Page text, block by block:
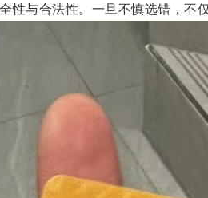
性与合法性。一旦不慎选错，不